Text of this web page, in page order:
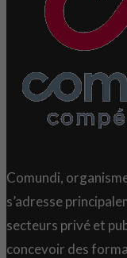
Comundi,
s’adresse
secteurs privé et
concevoir des